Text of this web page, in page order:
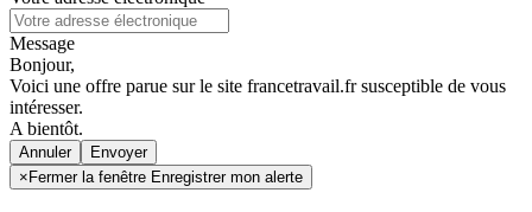
Message
Bonjour,
Voici une offre parue sur le site francetravail.fr susceptible de vous
intéresser.
A bientôt.
Annuler
× Fermer la fenêtre Enregistrer mon alerte